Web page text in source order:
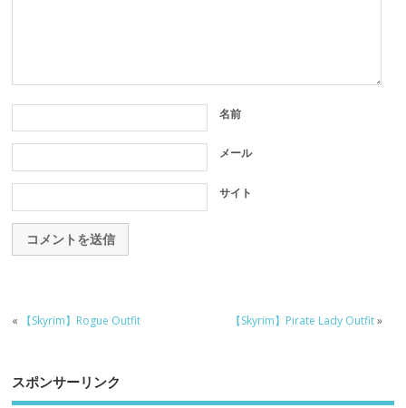
名前
メール
サイト
« 【Skyrim】Rogue Outfit 【Skyrim】Pirate Lady Outfit»
スポンサーリンク